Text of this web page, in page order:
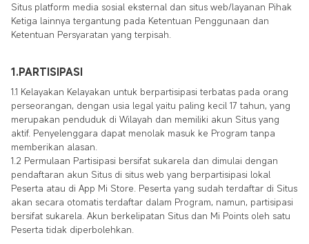
Situs platform media sosial eksternal dan situs web/layanan Pihak
Ketiga lainnya tergantung pada Ketentuan Penggunaan dan
Ketentuan Persyaratan yang terpisah.
1.PARTISIPASI
1.1 Kelayakan Kelayakan untuk berpartisipasi terbatas pada orang
perseorangan, dengan usia legal yaitu paling kecil 17 tahun, yang
merupakan penduduk di Wilayah dan memiliki akun Situs yang
aktif. Penyelenggara dapat menolak masuk ke Program tanpa
memberikan alasan.
1.2 Permulaan Partisipasi bersifat sukarela dan dimulai dengan
pendaftaran akun Situs di situs web yang berpartisipasi lokal
Peserta atau di App Mi Store. Peserta yang sudah terdaftar di Situs
akan secara otomatis terdaftar dalam Program, namun, partisipasi
bersifat sukarela. Akun berkelipatan Situs dan Mi Points oleh satu
Peserta tidak diperbolehkan.